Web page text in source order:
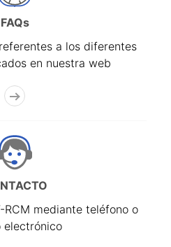
FAQs
a los diferentes
en nuestra web
mediante teléfono o
electrónico